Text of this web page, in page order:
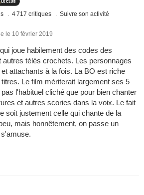
4 717 critiques Suivre son activité
le 10 février 2019
joue habilement des codes des
télés crochets. Les personnages
attachants à la fois. La BO est riche
Le film mériterait largement ses 5
l'habituel cliché que pour bien chanter
et autres scories dans la voix. Le fait
soit justement celle qui chante de la
mais honnêtement, on passe un